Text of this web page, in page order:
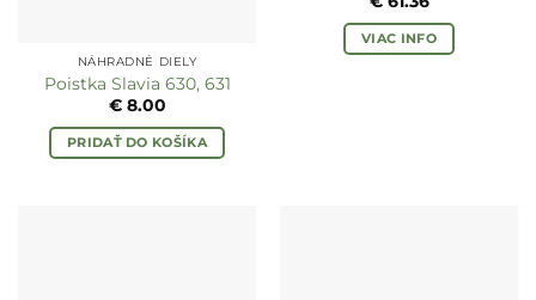
NÁHRADNÉ DIELY
Poistka Slavia 630, 631
€8.00
PRIDAŤ DO KOŠÍKA
VIAC INFO